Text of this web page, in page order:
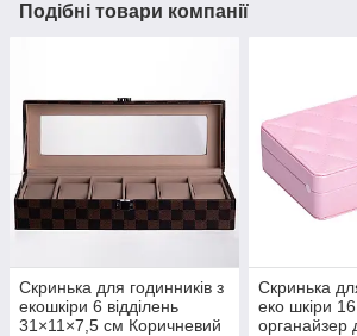
Подібні товари компанії
Скринька для годинників з
екошкіри 6 відділень
31×11×7,5 см Коричневий
Скринька
еко шкіри
органайзер